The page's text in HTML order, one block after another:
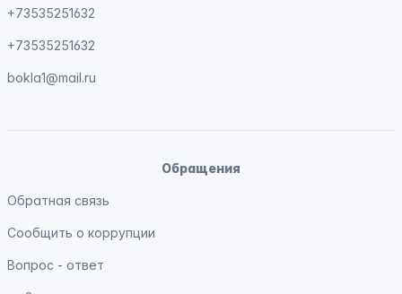
+73535251632
+73535251632
bokla1@mail.ru
Обращения
Обратная связь
Сообщить о коррупции
Вопрос - ответ